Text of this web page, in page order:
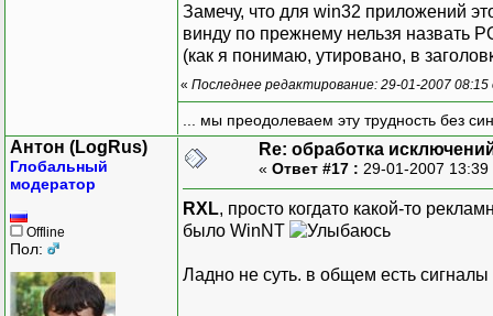
Замечу, что для win32 приложений
винду по прежнему нельзя назвать
(как я понимаю, утировано, в
« Последнее редактирование: 29-01-2007
... мы преодолеваем эту трудность без
Антон (LogRus)
Глобальный
модератор
Offline
Пол:
Re: обработка
« Ответ #17 : 29-01-2007
RXL, просто когдато какой-то
было WinNT
Ладно не суть. в общем есть